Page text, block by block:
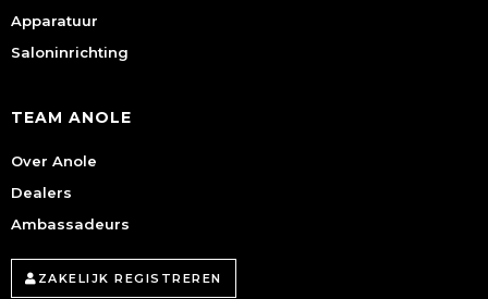
Apparatuur
Saloninrichting
TEAM ANOLE
Over Anole
Dealers
Ambassadeurs
ZAKELIJK REGISTREREN